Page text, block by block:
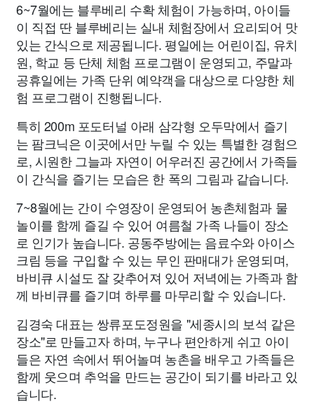
6~7월에는 블루베리 수확 체험이 가능하며, 아이들
이 직접 딴 블루베리는 실내 체험장에서 요리되어 맛
있는 간식으로 제공됩니다. 평일에는 어린이집, 유치
원, 학교 등 단체 체험 프로그램이 운영되고, 주말과
공휴일에는 가족 단위 예약객을 대상으로 다양한 체
험 프로그램이 진행됩니다.
특히 200m 포도터널 아래 삼각형 오두막에서 즐기
는 팜크닉은 이곳에서만 누릴 수 있는 특별한 경험으
로, 시원한 그늘과 자연이 어우러진 공간에서 가족들
이 간식을 즐기는 모습은 한 폭의 그림과 같습니다.
7~8월에는 간이 수영장이 운영되어 농촌체험과 물
놀이를 함께 즐길 수 있어 여름철 가족 나들이 장소
로 인기가 높습니다. 공동주방에는 음료수와 아이스
크림 등을 구입할 수 있는 무인 판매대가 운영되며,
바비큐 시설도 잘 갖추어져 있어 저녁에는 가족과 함
께 바비큐를 즐기며 하루를 마무리할 수 있습니다.
김경숙 대표는 쌍류포도정원을 "세종시의 보석 같은
장소"로 만들고자 하며, 누구나 편안하게 쉬고 아이
들은 자연 속에서 뛰어놀며 농촌을 배우고 가족들은
함께 웃으며 추억을 만드는 공간이 되기를 바라고 있
습니다.